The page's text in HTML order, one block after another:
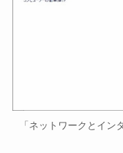
「ネットワークとイン